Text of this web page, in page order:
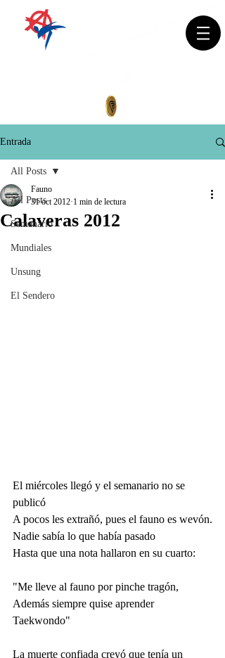
Entrada
All Posts
Semanario
Mundiales
Unsung
El Sendero
All Posts
Calaveras 2012
Fauno
31 oct 2012 1 min de lectura
El miércoles llegó y el semanario no se
publicó
A pocos les extrañó, pues el fauno es wevón.
Nadie sabía lo que había pasado
Hasta que una nota hallaron en su cuarto:
"Me lleve al fauno por pinche tragón,
Además siempre quise aprender
Taekwondo"
La muerte confiada creyó que tenía un